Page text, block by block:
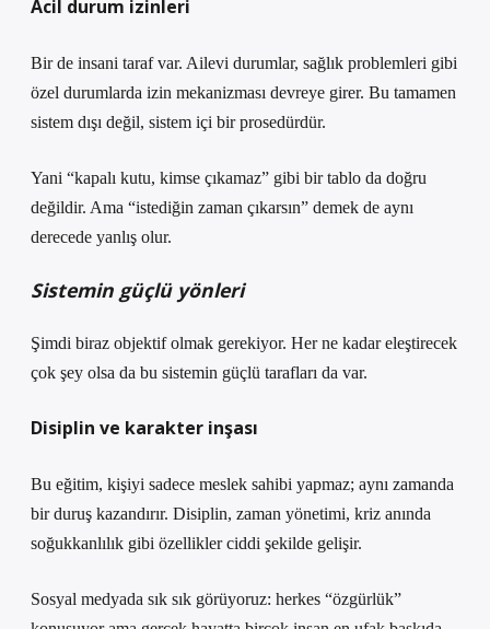
Acil durum izinleri
Bir de insani taraf var. Ailevi durumlar, sağlık problemleri gibi
özel durumlarda izin mekanizması devreye girer. Bu tamamen
sistem dışı değil, sistem içi bir prosedürdür.
Yani “kapalı kutu, kimse çıkamaz” gibi bir tablo da doğru
değildir. Ama “istediğin zaman çıkarsın” demek de aynı
derecede yanlış olur.
Sistemin güçlü yönleri
Şimdi biraz objektif olmak gerekiyor. Her ne kadar eleştirecek
çok şey olsa da bu sistemin güçlü tarafları da var.
Disiplin ve karakter inşası
Bu eğitim, kişiyi sadece meslek sahibi yapmaz; aynı zamanda
bir duruş kazandırır. Disiplin, zaman yönetimi, kriz anında
soğukkanlılık gibi özellikler ciddi şekilde gelişir.
Sosyal medyada sık sık görüyoruz: herkes “özgürlük”